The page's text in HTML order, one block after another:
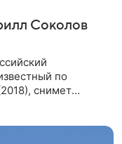
Соколов
по
снимет